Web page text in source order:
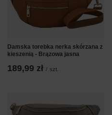
Damska torebka nerka skórzana z
kieszenią - Brązowa jasna
189,99 zł / szt.